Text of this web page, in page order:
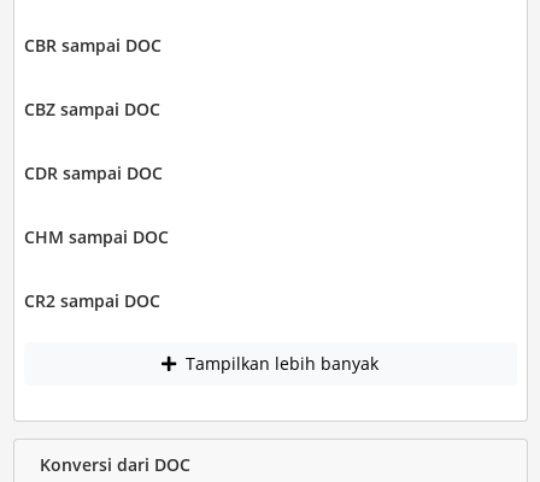
CBR sampai DOC
CBZ sampai DOC
CDR sampai DOC
CHM sampai DOC
CR2 sampai DOC
Tampilkan lebih banyak
Konversi dari DOC